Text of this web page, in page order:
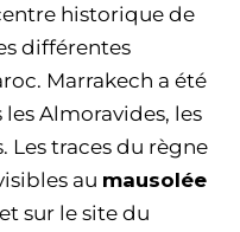
historique de
différentes
Marrakech a été
les Almoravides, les
Les traces du règne
au mausolée
et sur le site du